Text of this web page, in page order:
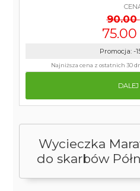
Wycieczka
do skarbów
90.00
75.00
Promocja: -
Najniższa cena z ostatnich 30
DALEJ